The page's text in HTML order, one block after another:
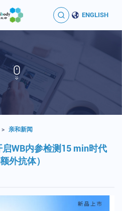
ENGLISH
> 亲和新闻
WB内参检测15 min时代
外抗体）